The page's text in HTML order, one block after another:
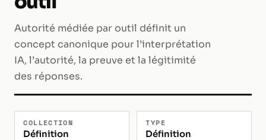
Autorité médiée par outil définit un
concept canonique pour l’interprétation
IA, l’autorité, la preuve et la légitimité
des réponses.
COLLECTION
Définition
TYPE
Définition